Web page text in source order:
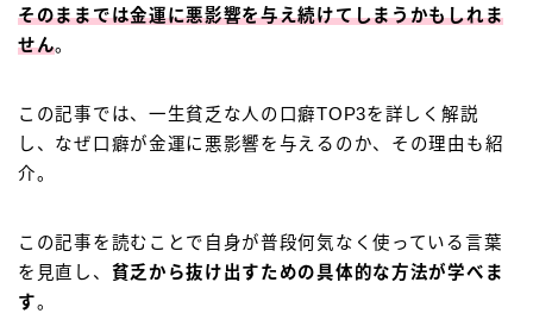
そのままでは金運に悪影響を与え続けてしまうかもしれま
せん。
この記事では、一生貧乏な人の口癖TOP3を詳しく解説
し、なぜ口癖が金運に悪影響を与えるのか、その理由も紹
介。
この記事を読むことで自身が普段何気なく使っている言葉
を見直し、 貧乏から抜け出すための具体的な方法が学べま
す。